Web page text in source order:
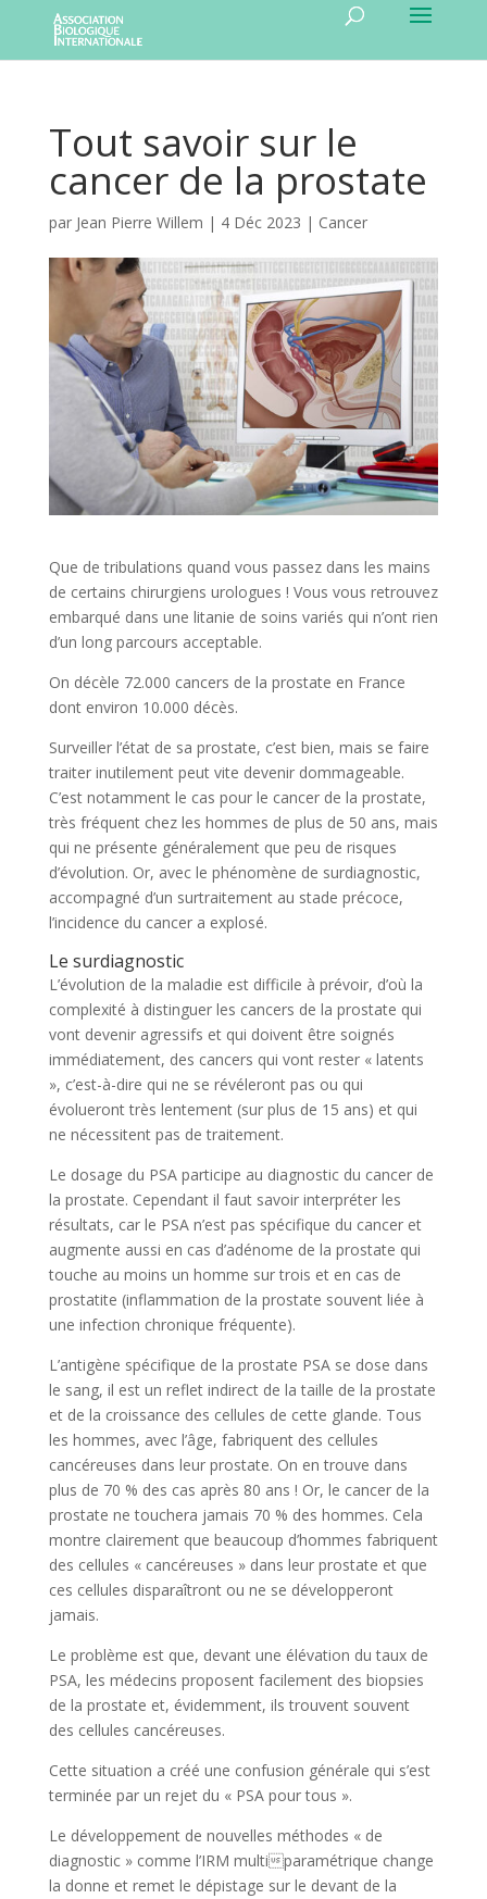
Tout savoir sur le
cancer de la prostate
par Jean Pierre Willem | 4 Déc 2023 | Cancer
Que de tribulations quand vous passez dans les mains
de certains chirurgiens urologues ! Vous vous retrouvez
embarqué dans une litanie de soins variés qui n’ont rien
d’un long parcours acceptable.
On décèle 72.000 cancers de la prostate en France
dont environ 10.000 décès.
Surveiller l’état de sa prostate, c’est bien, mais se faire
traiter inutilement peut vite devenir dommageable.
C’est notamment le cas pour le cancer de la prostate,
très fréquent chez les hommes de plus de 50 ans, mais
qui ne présente généralement que peu de risques
d’évolution. Or, avec le phénomène de surdiagnostic,
accompagné d’un surtraitement au stade précoce,
l’incidence du cancer a explosé.
Le surdiagnostic
L’évolution de la maladie est difficile à prévoir, d’où la
complexité à distinguer les cancers de la prostate qui
vont devenir agressifs et qui doivent être soignés
immédiatement, des cancers qui vont rester « latents
», c’est-à-dire qui ne se révéleront pas ou qui
évolueront très lentement (sur plus de 15 ans) et qui
ne nécessitent pas de traitement.
Le dosage du PSA participe au diagnostic du cancer de
la prostate. Cependant il faut savoir interpréter les
résultats, car le PSA n’est pas spécifique du cancer et
augmente aussi en cas d’adénome de la prostate qui
touche au moins un homme sur trois et en cas de
prostatite (inflammation de la prostate souvent liée à
une infection chronique fréquente).
L’antigène spécifique de la prostate PSA se dose dans
le sang, il est un reflet indirect de la taille de la prostate
et de la croissance des cellules de cette glande. Tous
les hommes, avec l’âge, fabriquent des cellules
cancéreuses dans leur prostate. On en trouve dans
plus de 70 % des cas après 80 ans ! Or, le cancer de la
prostate ne touchera jamais 70 % des hommes. Cela
montre clairement que beaucoup d’hommes fabriquent
des cellules « cancéreuses » dans leur prostate et que
ces cellules disparaîtront ou ne se développeront
jamais.
Le problème est que, devant une élévation du taux de
PSA, les médecins proposent facilement des biopsies
de la prostate et, évidemment, ils trouvent souvent
des cellules cancéreuses.
Cette situation a créé une confusion générale qui s’est
terminée par un rejet du « PSA pour tous ».
Le développement de nouvelles méthodes « de
diagnostic » comme l’IRM multiparamétrique change
la donne et remet le dépistage sur le devant de la